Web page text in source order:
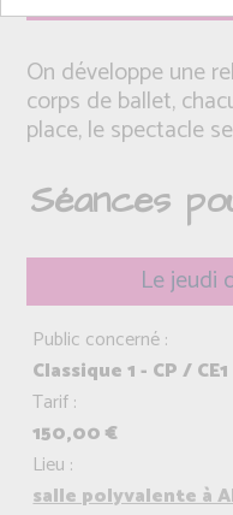
On développe une
corps de ballet,
place, le spectacle
Séances
Le jeudi
Public concerné :
Classique 1 - CP / CE1
Tarif :
150,00 €
Lieu :
salle polyvalente à